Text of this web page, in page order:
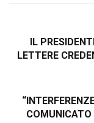
IL
LETTERE